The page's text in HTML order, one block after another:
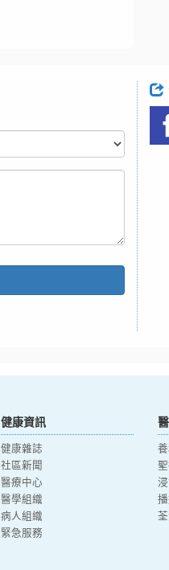
健康資訊
健康雜誌
社區新聞
醫療中心
醫學組織
病人組織
緊急服務